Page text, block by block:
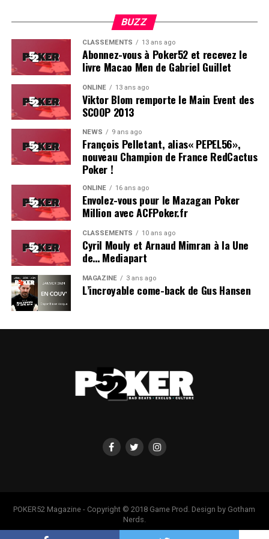
Soleau à gauche, sorti par Logghe au centre
BUZZ
CLASSEMENTS 13 ans ago
Abonnez-vous à Poker52 et recevez le
livre Macao Men de Gabriel Guillet
ONLINE 13 ans ago
Viktor Blom remporte le Main Event des
SCOOP 2013
NEWS 9 ans ago
François Pelletant, alias« PEPEL56»,
nouveau Champion de France RedCactus
Poker !
ONLINE 16 ans ago
Envolez-vous pour le Mazagan Poker
Million avec ACFPoker.fr
CLASSEMENTS 10 ans ago
Cyril Mouly et Arnaud Mimran à la Une
de… Mediapart
MAGAZINE 3 ans ago
L’incroyable come-back de Gus Hansen
POKER52 Magazine - Copyright © 2018 Game Prod. Design by Gotham
Nerds.